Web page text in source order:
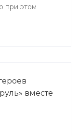
при этом
для
вместе